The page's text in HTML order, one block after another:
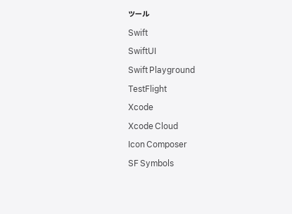
け
フ
ッ
タ
ツール
Swift
SwiftUI
Swift Playground
TestFlight
Xcode
Xcode Cloud
Icon Composer
SF Symbols